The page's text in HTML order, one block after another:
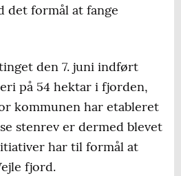
det formål at fange
den 7. juni indført
på 54 hektar i fjorden,
kommunen har etableret
stenrev er dermed blevet
har til formål at
fjord.